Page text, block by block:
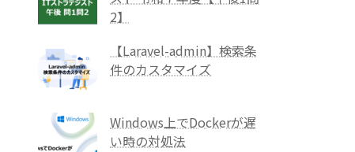
2】
【Laravel-admin】検索条
件のカスタマイズ
Windows上でDockerが遅
い時の対処法